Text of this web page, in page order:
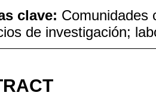
clave: Comunidades
de investigación;